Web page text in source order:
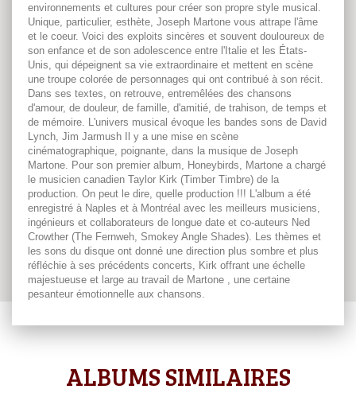
environnements et cultures pour créer son propre style musical.
Unique, particulier, esthète, Joseph Martone vous attrape l'âme
et le coeur. Voici des exploits sincères et souvent douloureux de
son enfance et de son adolescence entre l'Italie et les États-
Unis, qui dépeignent sa vie extraordinaire et mettent en scène
une troupe colorée de personnages qui ont contribué à son récit.
Dans ses textes, on retrouve, entremêlées des chansons
d'amour, de douleur, de famille, d'amitié, de trahison, de temps et
de mémoire. L'univers musical évoque les bandes sons de David
Lynch, Jim Jarmush Il y a une mise en scène
cinématographique, poignante, dans la musique de Joseph
Martone. Pour son premier album, Honeybirds, Martone a chargé
le musicien canadien Taylor Kirk (Timber Timbre) de la
production. On peut le dire, quelle production !!! L'album a été
enregistré à Naples et à Montréal avec les meilleurs musiciens,
ingénieurs et collaborateurs de longue date et co-auteurs Ned
Crowther (The Fernweh, Smokey Angle Shades). Les thèmes et
les sons du disque ont donné une direction plus sombre et plus
réfléchie à ses précédents concerts, Kirk offrant une échelle
majestueuse et large au travail de Martone , une certaine
pesanteur émotionnelle aux chansons.
ALBUMS SIMILAIRES